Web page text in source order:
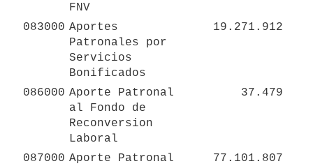
FNV
083000 Aportes
Patronales por
Servicios
Bonificados
19.271.912
086000 Aporte Patronal
al Fondo de
Reconversion
Laboral
37.479
087000 Aporte Patronal 77.101.807